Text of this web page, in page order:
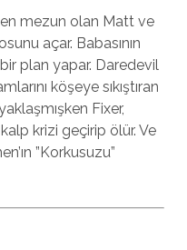
mezun olan Matt ve
açar. Babasının
plan yapar. Daredevil
köşeye sıkıştıran
Fixer,
krizi geçirip ölür. Ve
”Korkusuzu”